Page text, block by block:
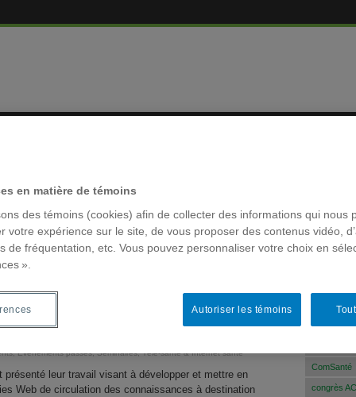
des modules de formation
des connaissances
,Évènements passés,Séminaires,Télé-santé & Internet santé
leur travail visant à développer et mettre en
Web de circulation des connaissances à destination
ACFAS
Archivage
ComSanté
congrès
en matière de témoins
des témoins (cookies) afin de collecter des informations qui nous
votre expérience sur le site, de vous proposer des contenus vidéo,
de fréquentation, etc. Vous pouvez personnaliser votre choix en
».
Autoriser les témoins